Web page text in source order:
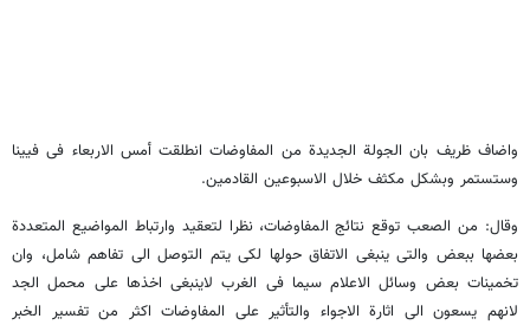
واضاف ظریف بان الجولة الجدیدة من المفاوضات انطلقت أمس الاربعاء فی فیینا
وستستمر وبشکل مکثف خلال الاسبوعین القادمین.
وقال: من الصعب توقع نتائج المفاوضات، نظرا لتعقید وارتباط المواضیع المتعددة
بعضها ببعض والتی ینبغی الاتفاق حولها لکی یتم التوصل الی تفاهم شامل، وان
تخمینات بعض وسائل الاعلام سیما فی الغرب لاینبغی اخذها علی محمل الجد
لانهم یسعون الی اثارة الاجواء والتأثیر علی المفاوضات اکثر من تفسیر الخبر